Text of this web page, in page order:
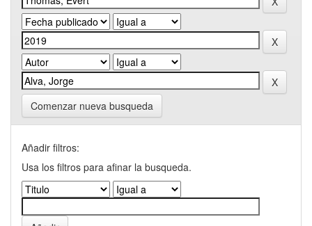
Comenzar nueva busqueda
Añadir filtros:
Usa los filtros para afinar la busqueda.